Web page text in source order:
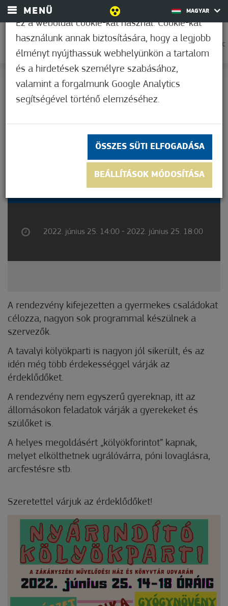
MENÜ MAGYAR
0
28,9°C
Nem értékelt
NYÁRINDÍTÓ
KÖLYÖKPARTI ZÁKÁNYSZÉK
2022. június 25. 14:00 - 2022. június 25. 18:00
A rendezvény kifejezetten a gyermekes családokat
célozza, nagyon sok programmal készülnek a
szervezők.
A tavalyi kölyökparti is nagyon jól sikerült, és az
idén még több érdekességgel várják az
érdeklődőket.
A rendezvény nem egyszerű gyereknap, itt az
állomásokon feladatok várják a gyerekeket és
szülőket is.
A helyes megoldásért „kölyökforintot” kapnak,
melyet elkölthetnek ugrálóvárra, póni lovaglásra,
arcfestésre stb.
Szeretettel várjuk az érdeklődőket!
Ez a weboldal cookie-kat használ. Cookie-kat
használunk annak biztosítására, hogy a legjobb
élményt nyújthassuk webhelyünkön a tartalom
és a hirdetések személyre szabásához,
valamint a forgalmunk Google Analytics
segítségével történő elemzéséhez.
ÖSSZES SÜTI ELFOGADÁSA
BEÁLLÍTÁSOK MÓDOSÍTÁSA